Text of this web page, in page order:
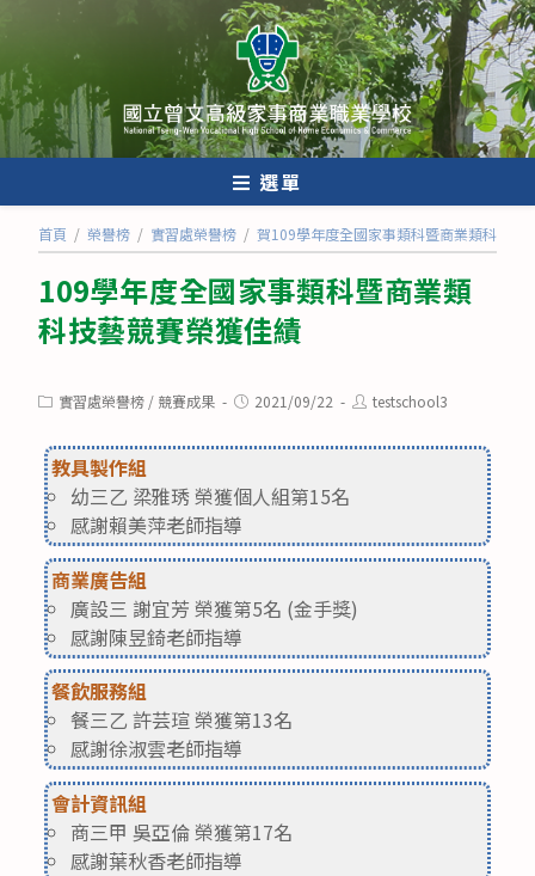
轉
至
主
要
內
選單
首頁 / 榮譽榜 / 實習處榮譽榜 / 賀109學年度全國家事類科暨商業類科技藝
109學年度全國家事類科暨商業類
科技藝競賽榮獲佳績
Post實習處榮譽榜 / 競賽成果
Post2021/09/22
Posttestschool3
教具製作組
幼三乙 梁雅琇 榮獲個人組第15名
感謝賴美萍老師指導
商業廣告組
廣設三 謝宜芳 榮獲第5名 (金手獎)
感謝陳昱錡老師指導
餐飲服務組
餐三乙 許芸瑄 榮獲第13名
感謝徐淑雲老師指導
會計資訊組
商三甲 吳亞倫 榮獲第17名
感謝葉秋香老師指導